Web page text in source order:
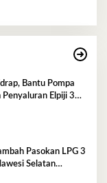
Bantu Pompa
Elpiji 3
Pasokan LPG 3
Selatan